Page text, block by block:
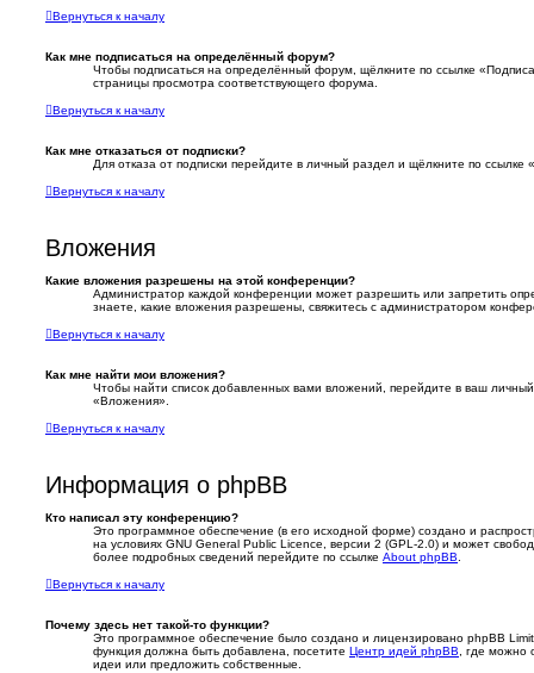
Вернуться к началу
Как мне подписаться на определённый форум?
Чтобы подписаться на определённый форум, щёлкните по ссылке
страницы просмотра соответствующего форума.
Вернуться к началу
Как мне отказаться от подписки?
Для отказа от подписки перейдите в личный раздел и щёлкните по ссылке
Вернуться к началу
Вложения
Какие вложения разрешены на этой конференции?
Администратор каждой конференции может разрешить или запретить
знаете, какие вложения разрешены, свяжитесь с администратором
Вернуться к началу
Как мне найти мои вложения?
Чтобы найти список добавленных вами вложений, перейдите в ваш
«Вложения».
Вернуться к началу
Информация о phpBB
Кто написал эту конференцию?
Это программное обеспечение (в его исходной форме) создано и
на условиях GNU General Public Licence, версии 2 (GPL-2.0) и может
более подробных сведений перейдите по ссылке About phpBB.
Вернуться к началу
Почему здесь нет такой-то функции?
Это программное обеспечение было создано и лицензировано phpBB
функция должна быть добавлена, посетите Центр идей phpBB, где можно
идеи или предложить собственные.